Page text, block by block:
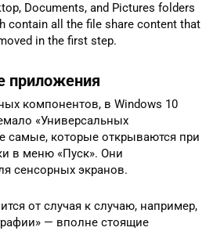
Documents, and Pictures folders
contain all the file share content that
in the first step.
приложения
компонентов, в Windows 10
«Универсальных
самые, которые открываются при
в меню «Пуск». Они
сенсорных экранов.
от случая к случаю, например,
— вполне стоящие